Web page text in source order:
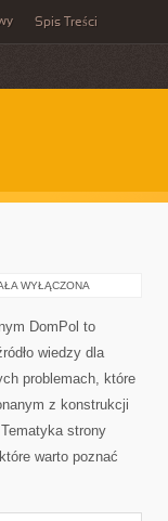
Spis Treści
WYŁĄCZONA
DomPol to
wiedzy dla
problemach, które
z konstrukcji
strony
warto poznać